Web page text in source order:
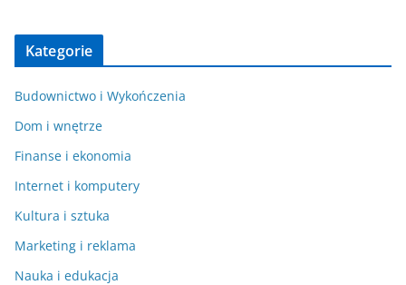
Kategorie
Budownictwo i Wykończenia
Dom i wnętrze
Finanse i ekonomia
Internet i komputery
Kultura i sztuka
Marketing i reklama
Nauka i edukacja